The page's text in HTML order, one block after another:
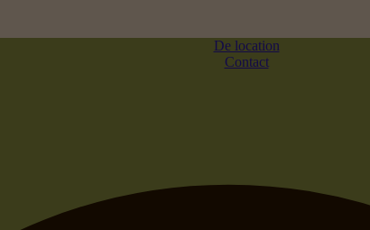
De location
Contact